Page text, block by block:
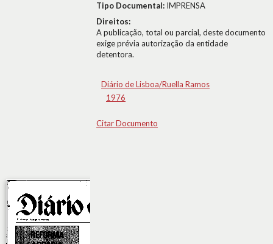
Tipo Documental: IMPRENSA
Direitos:
A publicação, total ou parcial, deste documento
exige prévia autorização da entidade
detentora.
Diário de Lisboa/Ruella Ramos
1976
Citar Documento